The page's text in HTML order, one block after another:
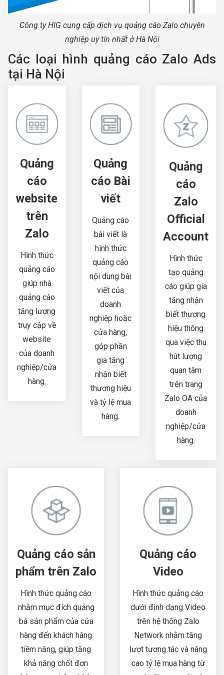
Công ty HIG cung cấp dịch vụ quảng cáo Zalo chuyên
nghiệp uy tín nhất ở Hà Nội
Các loại hình quảng cáo Zalo Ads
tại Hà Nội
Quảng
cáo
website
trên
Zalo
Hình thức
quảng cáo
giúp nhà
quảng cáo
tăng lượng
truy cập về
website
của doanh
nghiệp/cửa
hàng.
Quảng
cáo Bài
viết
Quảng cáo
bài viết là
hình thức
quảng cáo
nội dung bài
viết của
doanh
nghiệp hoặc
cửa hàng,
góp phần
gia tăng
nhận biết
thương hiệu
và tỷ lệ mua
hàng.
Quảng
cáo
Zalo
Official
Account
Hình thức
tạo quảng
cáo giúp gia
tăng nhận
biết thương
hiệu thông
qua việc thu
hút lượng
quan tâm
trên trang
Zalo OA của
doanh
nghiệp/cửa
hàng.
Quảng cáo sản
phẩm trên Zalo
Hình thức quảng cáo
nhằm mục đích quảng
bá sản phẩm của cửa
hàng đến khách hàng
tiềm năng, giúp tăng
khả năng chốt đơn
Quảng cáo
Video
Hình thức quảng cáo
dưới định dạng Video
trên hệ thống Zalo
Network nhằm tăng
lượt tương tác và nâng
cao tỷ lệ mua hàng từ